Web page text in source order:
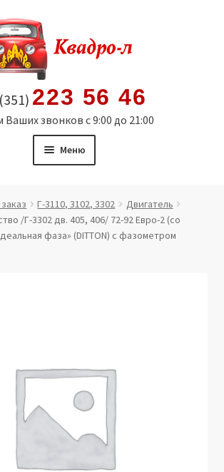
223 56 46
звонков с 9:00 до 21:00
Меню
Г-3110, 3102, 3302
Двигатель
/Г-3302 дв. 405, 406/ 72-92 Евро-2 (со
фаза» (DITTON) с фазометром